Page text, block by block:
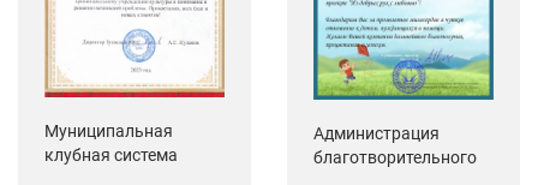
Муниципальная
клубная система
Администрация
благотворительного